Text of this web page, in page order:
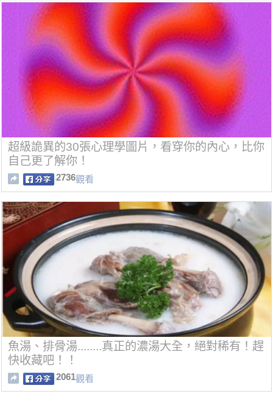
超級詭異的30張心理學圖片，看穿你的內心，比你
自己更了解你！
2736觀看
魚湯、排骨湯........真正的濃湯大全，絕對稀有！趕
快收藏吧！！
2061觀看